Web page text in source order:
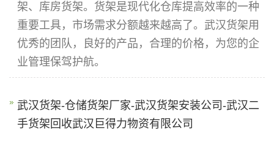
架、库房货架。货架是现代化仓库提高效率的一种
重要工具，市场需求分额越来越高了。武汉货架用
优秀的团队，良好的产品，合理的价格，为您的企
业管理保驾护航。
武汉货架-仓储货架厂家-武汉货架安装公司-武汉二
手货架回收武汉巨得力物资有限公司